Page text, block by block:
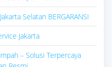
Selatan BERGARANSI
Jakarta
– Solusi Terpercaya